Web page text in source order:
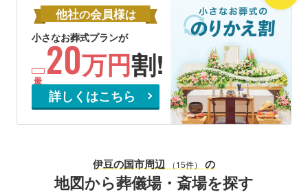
他社の会員様は
小さなお葬式プランが
20万円割!
詳しくはこちら
伊豆の国市周辺 （15件） の
地図から葬儀場・斎場を探す